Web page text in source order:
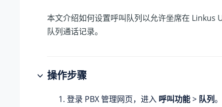
本文介绍如何设置呼叫队列以允许坐席在 Linkus
队列通话记录。
操作步骤
登录 PBX 管理网页，进入 呼叫功能> 队列。